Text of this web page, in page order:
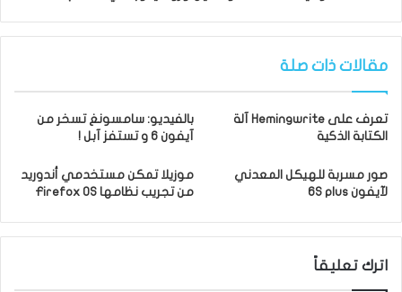
مقالات ذات صلة
تعرف على Hemingwrite آلة
الكتابة الذكية
بالفيديو: سامسونغ تسخر من
آيفون 6 و تستفز آبل !
صور مسربة للهيكل المعدني
لآيفون 6S plus
موزيلا تمكن مستخدمي أندوريد
من تجريب نظامها Firefox OS
اترك تعليقاً